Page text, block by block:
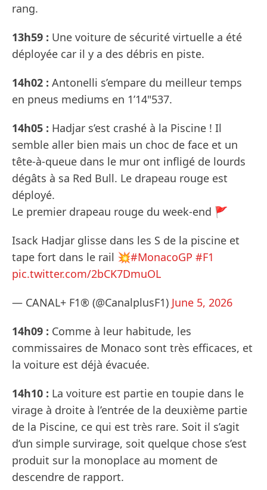
rang.
13h59 : Une voiture de sécurité virtuelle a été
déployée car il y a des débris en piste.
14h02 : Antonelli s’empare du meilleur temps
en pneus mediums en 1’14"537.
14h05 : Hadjar s’est crashé à la Piscine ! Il
semble aller bien mais un choc de face et un
tête-à-queue dans le mur ont infligé de lourds
dégâts à sa Red Bull. Le drapeau rouge est
déployé.
Le premier drapeau rouge du week-end 🚩
Isack Hadjar glisse dans les S de la piscine et
tape fort dans le rail 💥#MonacoGP #F1
pic.twitter.com/2bCK7DmuOL
— CANAL+ F1® (@CanalplusF1) June 5, 2026
14h09 : Comme à leur habitude, les
commissaires de Monaco sont très efficaces, et
la voiture est déjà évacuée.
14h10 : La voiture est partie en toupie dans le
virage à droite à l’entrée de la deuxième partie
de la Piscine, ce qui est très rare. Soit il s’agit
d’un simple survirage, soit quelque chose s’est
produit sur la monoplace au moment de
descendre de rapport.